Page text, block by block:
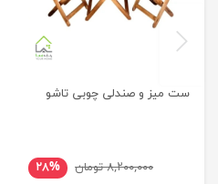
ست میز و صندلی چوبی تاشو
۸,۲۰۰,۰۰۰ تومان
۲۸%
previus